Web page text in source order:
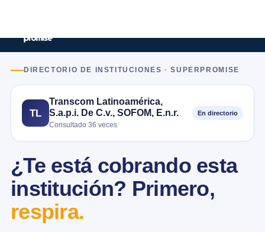
DIRECTORIO DE INSTITUCIONES · SUPERPROMISE
TL
Transcom Latinoamérica,
S.a.p.i. De C.v., SOFOM, E.n.r.
Consultado 36 veces
En directorio
¿Te está cobrando esta
institución? Primero,
respira.